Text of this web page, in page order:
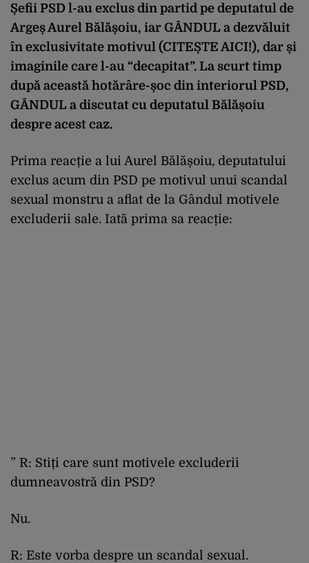
Șefii PSD l-au exclus din partid pe deputatul de
Argeș Aurel Bălășoiu, iar GÂNDUL a dezvăluit
în exclusivitate motivul (CITEȘTE AICI!), dar și
imaginile care l-au “decapitat”. La scurt timp
după această hotărâre-șoc din interiorul PSD,
GÂNDUL a discutat cu deputatul Bălășoiu
despre acest caz.
Prima reacție a lui Aurel Bălășoiu, deputatului
exclus acum din PSD pe motivul unui scandal
sexual monstru a aflat de la Gândul motivele
excluderii sale. Iată prima sa reacție:
” R: Stiți care sunt motivele excluderii
dumneavostră din PSD?
Nu.
R: Este vorba despre un scandal sexual.